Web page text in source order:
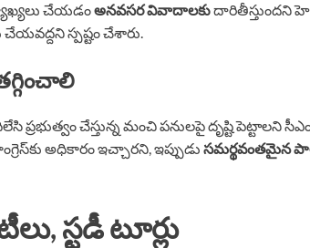
చేయడంఅనవసర వివాదాలకుదారితీస్తుందని
స్పష్టం చేశారు.
ప్రభుత్వం చేస్తున్న మంచి పనులపై దృష్టి పెట్టాలని
అధికారం ఇచ్చారని, ఇప్పుడు సమర్థవంతమైన
స్టడీ టూర్లు